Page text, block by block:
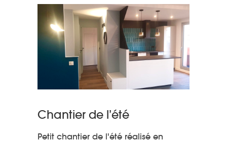
Chantier de l’été
Petit chantier de l'été réalisé en